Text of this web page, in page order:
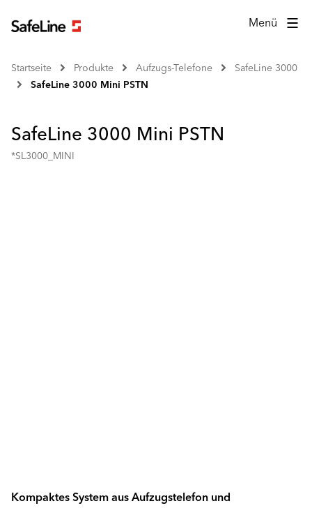
Menü
Startseite Produkte Aufzugs-Telefone
SafeLine 3000
SafeLine 3000 Mini PSTN
SafeLine 3000 Mini PSTN
*SL3000_MINI
Kompaktes System aus Aufzugstelefon und